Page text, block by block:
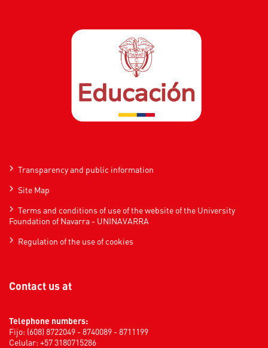
Transparency and public information
Site Map
Terms and conditions of use of the website of the University
Foundation of Navarra - UNINAVARRA
Regulation of the use of cookies
Contact us at
Telephone numbers:
Fijo: (608) 8722049 - 8740089 - 8711199
Celular: +57 3180715286